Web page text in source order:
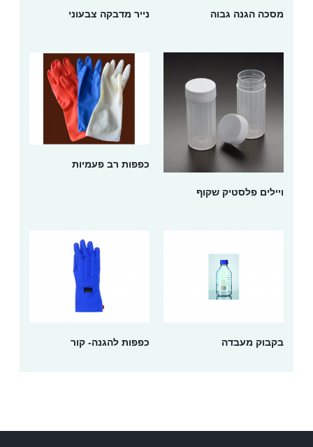
מסכה הגנה גבוה נייר מדבקה צבעוני
ויילים פלסטיק שקוף
כפפות רב פעמיות
בקבוק מעבדה כפפות להגנה- קור